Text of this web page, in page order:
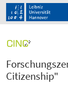
Citizenship"